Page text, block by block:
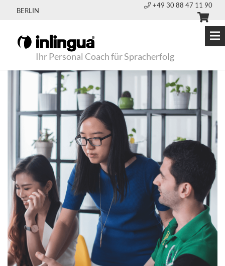
BERLIN
+49 30 88 47 11 90
Ihr Personal Coach für Spracherfolg